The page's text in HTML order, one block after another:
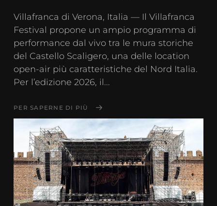
Villafranca di Verona, Italia — Il Villafranca
Festival propone un ampio programma di
performance dal vivo tra le mura storiche
del Castello Scaligero, una delle location
open-air più caratteristiche del Nord Italia.
Per l’edizione 2026, il...
PER SAPERNE DI PIÙ